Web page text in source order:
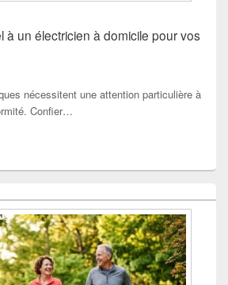
à un électricien à domicile pour vos
nécessitent une attention particulière à
Confier…